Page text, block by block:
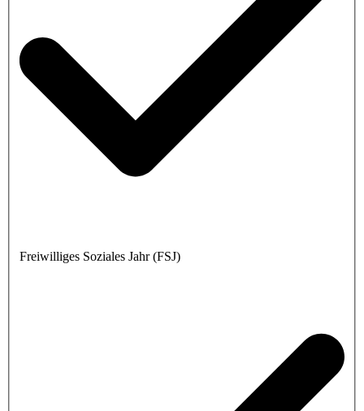
Freiwilliges Soziales Jahr (FSJ)